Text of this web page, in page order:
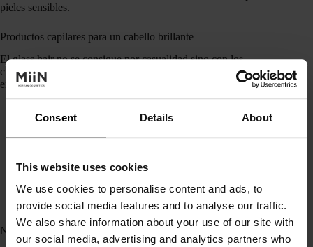
Consent Details About
This website uses cookies
We use cookies to personalise content and ads, to
provide social media features and to analyse our traffic.
We also share information about your use of our site with
our social media, advertising and analytics partners who
pieles sensibles.
Productos capilares para un cabello brillante
El glass hair no se consigue por casualidad sino con los
cuidados capilares adecuados, y estos de K-beauty te
encantarán.
Real Argan Repairing Shampoode Rated Green:
a nutrir el cabello seco o dañado. Mejora la suavidad y
Rosy Night Repair Hair Essence
reparar e hidratar el cabello dejándolo más brillante y
manejable.
Nuevas texturas y formatos